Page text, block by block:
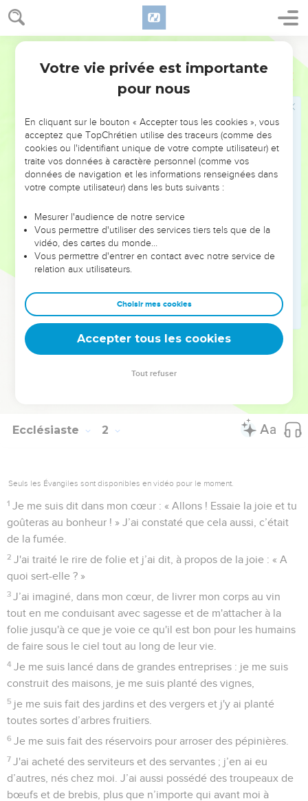
Ecclésiaste 1
On ne se souvient pas de ce qui est ancien, et ce qui
arrivera par la suite ne laissera pas de souvenir chez ceux qui
vivront plus tard.
L'expérience du Sage
Moi, l'Ecclésiaste, j'ai été roi d'Israël à Jérusalem.
J'ai appliqué mon cœur à rechercher et à explorer par la
sagesse tout ce qui se fait sous le ciel : c'est une occupation
pénible que Dieu réserve aux humains.
J'ai vu tout ce qui se fait sous le soleil et j’ai constaté que
tout n’est que fumée et revient à poursuivre le vent.
manque ne peut pas être compté.
Je me suis dit : « J'ai augmenté et développé la sagesse
plus que tous ceux qui ont dominé avant moi sur Jérusalem,
et mon cœur a vu beaucoup de sagesse et de
connaissance. »
J'ai appliqué mon cœur à connaître la sagesse, mais aussi
la folie et la stupidité. J'ai découvert que cela aussi, cela
revient à poursuivre le vent.
En effet, avec beaucoup de sagesse on a beaucoup de
Ecclésiaste 2
Seuls les Évangiles sont disponibles en vidéo pour le moment.
1 Je me suis dit dans mon cœur : « Allons ! Essaie la joie et tu
goûteras au bonheur ! » J’ai constaté que cela aussi, c’était
de la fumée.
2 J'ai traité le rire de folie et j’ai dit, à propos de la joie : « A
quoi sert-elle ? »
3 J’ai imaginé, dans mon cœur, de livrer mon corps au vin
tout en me conduisant avec sagesse et de m'attacher à la
folie jusqu'à ce que je voie ce qu'il est bon pour les humains
de faire sous le ciel tout au long de leur vie.
4 Je me suis lancé dans de grandes entreprises : je me suis
construit des maisons, je me suis planté des vignes,
5 je me suis fait des jardins et des vergers et j'y ai planté
toutes sortes d’arbres fruitiers.
6 Je me suis fait des réservoirs pour arroser des pépinières.
7 J'ai acheté des serviteurs et des servantes ; j’en ai eu
d’autres, nés chez moi. J’ai aussi possédé des troupeaux de
bœufs et de brebis, plus que n’importe qui avant moi à
Votre vie privée est importante
pour nous
En cliquant sur le bouton « Accepter tous les cookies », vous
acceptez que TopChrétien utilise des traceurs (comme des
cookies ou l'identifiant unique de votre compte utilisateur) et
traite vos données à caractère personnel (comme vos
données de navigation et les informations renseignées dans
votre compte utilisateur) dans les buts suivants :
Mesurer l'audience de notre service
Vous permettre d'utiliser des services tiers tels que de la
vidéo, des cartes du monde…
Vous permettre d'entrer en contact avec notre service de
relation aux utilisateurs.
Choisir mes cookies
Accepter tous les cookies
Tout refuser